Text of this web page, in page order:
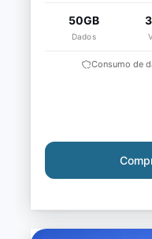
50GB
Dados
Consumo de